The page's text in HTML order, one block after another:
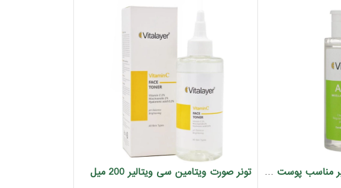
میسلار اکتی ویت ویتالیر مناسب پوست چرب و مختلط 250میل
تونر صورت ویتامین سی ویتالیر 200 میل